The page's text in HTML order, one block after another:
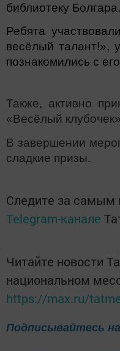
библиотеку Болгара.
Ребята
весёлый талант!»,
познакомились с
Также, активно
«Весёлый
В завершении
сладкие призы.
Следите за
Telegram-канале
Читайте новости
национальном
https://max.ru/
Подписывайтесь